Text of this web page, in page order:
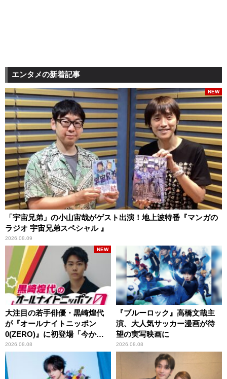
エンタメの新着記事
「宇宙兄弟」の小山宙哉がゲスト出演！地上波特番『マンガの
ラジオ 宇宙兄弟スペシャル 』
2026.08.09
NEW
大注目の若手俳優・黒崎煌代
が『オールナイトニッポン
0(ZERO)』に初登場「今から
とてもワクワクしておりま
す！」
2026.08.08
NEW
『ブルーロック』高橋文哉主
演、大人気サッカー漫画が待
望の実写映画に
2026.08.08